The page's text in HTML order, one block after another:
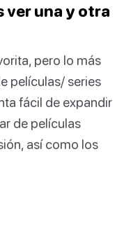
ver una y otra
pero lo más
películas/ series
fácil de expandir
de películas
así como los